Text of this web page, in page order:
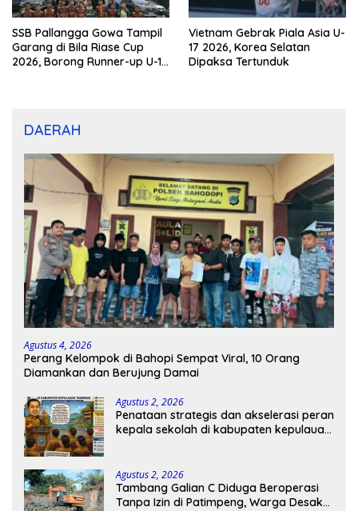
SSB Pallangga Gowa Tampil
Garang di Bila Riase Cup
2026, Borong Runner-up U-10
Vietnam Gebrak Piala Asia U-
17 2026, Korea Selatan
Dipaksa Tertunduk
DAERAH
Agustus 4, 2026
Perang Kelompok di Bahopi Sempat Viral, 10 Orang
Diamankan dan Berujung Damai
Agustus 2, 2026
Penataan strategis dan akselerasi peran
kepala sekolah di kabupaten kepulauan
Agustus 2, 2026
Tambang Galian C Diduga Beroperasi
Tanpa Izin di Patimpeng, Warga Desak